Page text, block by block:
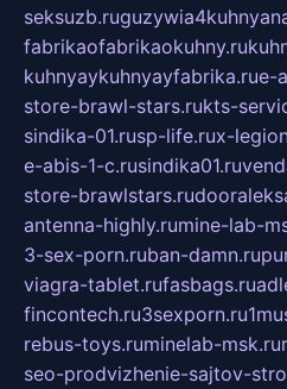
seksuzb.ru
fabrikaofabrikaokuhny.ru
kuhnyaykuhnyayfabrika.rue-
store-brawl-stars.rukts-
sindika-01.rusp-life.rux-
e-abis-1-c.rusindika01.ru
store-brawlstars.ru
antenna-highly.rumine-lab-
3-sex-porn.ruban-damn.ru
viagra-tablet.rufasbags.ru
fincontech.ru3sexporn.ru
rebus-toys.ruminelab-msk.ru
seo-prodvizhenie-sajtov-